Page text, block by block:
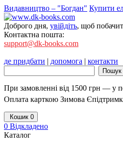
Видавництво – "Богдан" Купити
Доброго дня, увійдіть, щоб
Контактна пошта:
support@dk-books.com
де придбати | допомога | контакти
При замовленні від 1500 грн — у
Оплата карткою Зимова
Кошик 0
0 Відкладено
Каталог